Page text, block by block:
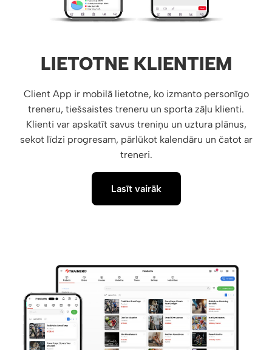
LIETOTNE KLIENTIEM
Client App ir mobilā lietotne, ko izmanto personīgo
treneru, tiešsaistes treneru un sporta zāļu klienti.
Klienti var apskatīt savus treniņu un uztura plānus,
sekot līdzi progresam, pārlūkot kalendāru un čatot ar
treneri.
Lasīt vairāk